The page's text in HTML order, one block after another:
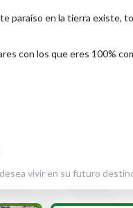
paraíso en la tierra existe,
con los que eres 100%
vivir en su futuro